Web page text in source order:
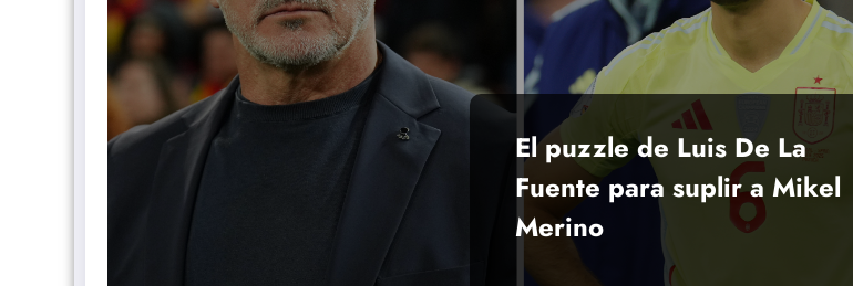
El puzzle de Luis De La
Fuente para suplir a Mikel
Merino